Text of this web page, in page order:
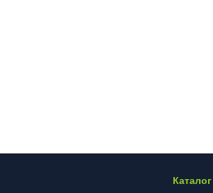
Каталог